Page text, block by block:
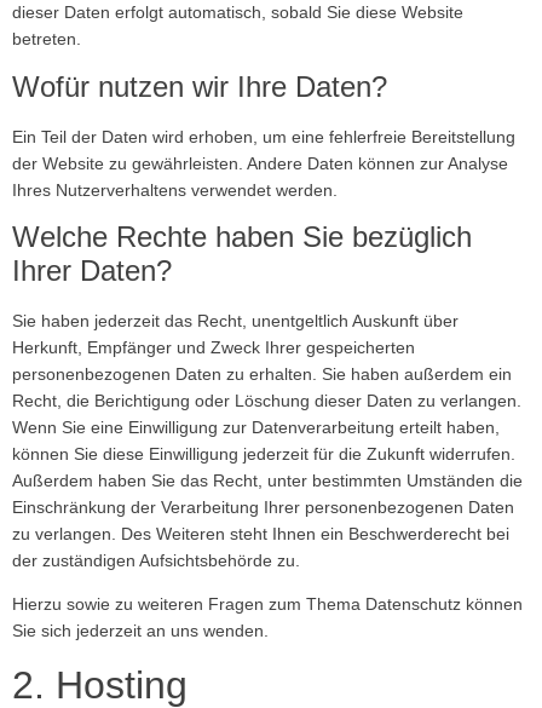
dieser Daten erfolgt automatisch, sobald Sie diese Website
betreten.
Wofür nutzen wir Ihre Daten?
Ein Teil der Daten wird erhoben, um eine fehlerfreie Bereitstellung
der Website zu gewährleisten. Andere Daten können zur Analyse
Ihres Nutzerverhaltens verwendet werden.
Welche Rechte haben Sie bezüglich
Ihrer Daten?
Sie haben jederzeit das Recht, unentgeltlich Auskunft über
Herkunft, Empfänger und Zweck Ihrer gespeicherten
personenbezogenen Daten zu erhalten. Sie haben außerdem ein
Recht, die Berichtigung oder Löschung dieser Daten zu verlangen.
Wenn Sie eine Einwilligung zur Datenverarbeitung erteilt haben,
können Sie diese Einwilligung jederzeit für die Zukunft widerrufen.
Außerdem haben Sie das Recht, unter bestimmten Umständen die
Einschränkung der Verarbeitung Ihrer personenbezogenen Daten
zu verlangen. Des Weiteren steht Ihnen ein Beschwerderecht bei
der zuständigen Aufsichtsbehörde zu.
Hierzu sowie zu weiteren Fragen zum Thema Datenschutz können
Sie sich jederzeit an uns wenden.
2. Hosting